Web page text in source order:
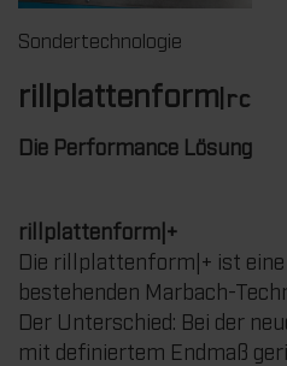
Sondertechnologie
rillplattenform |rc
Die Performance Lösung
rillplattenform|+
Die rillplattenform|+ ist
bestehenden Marbach-
Der Unterschied: Bei der
mit definiertem Endmaß